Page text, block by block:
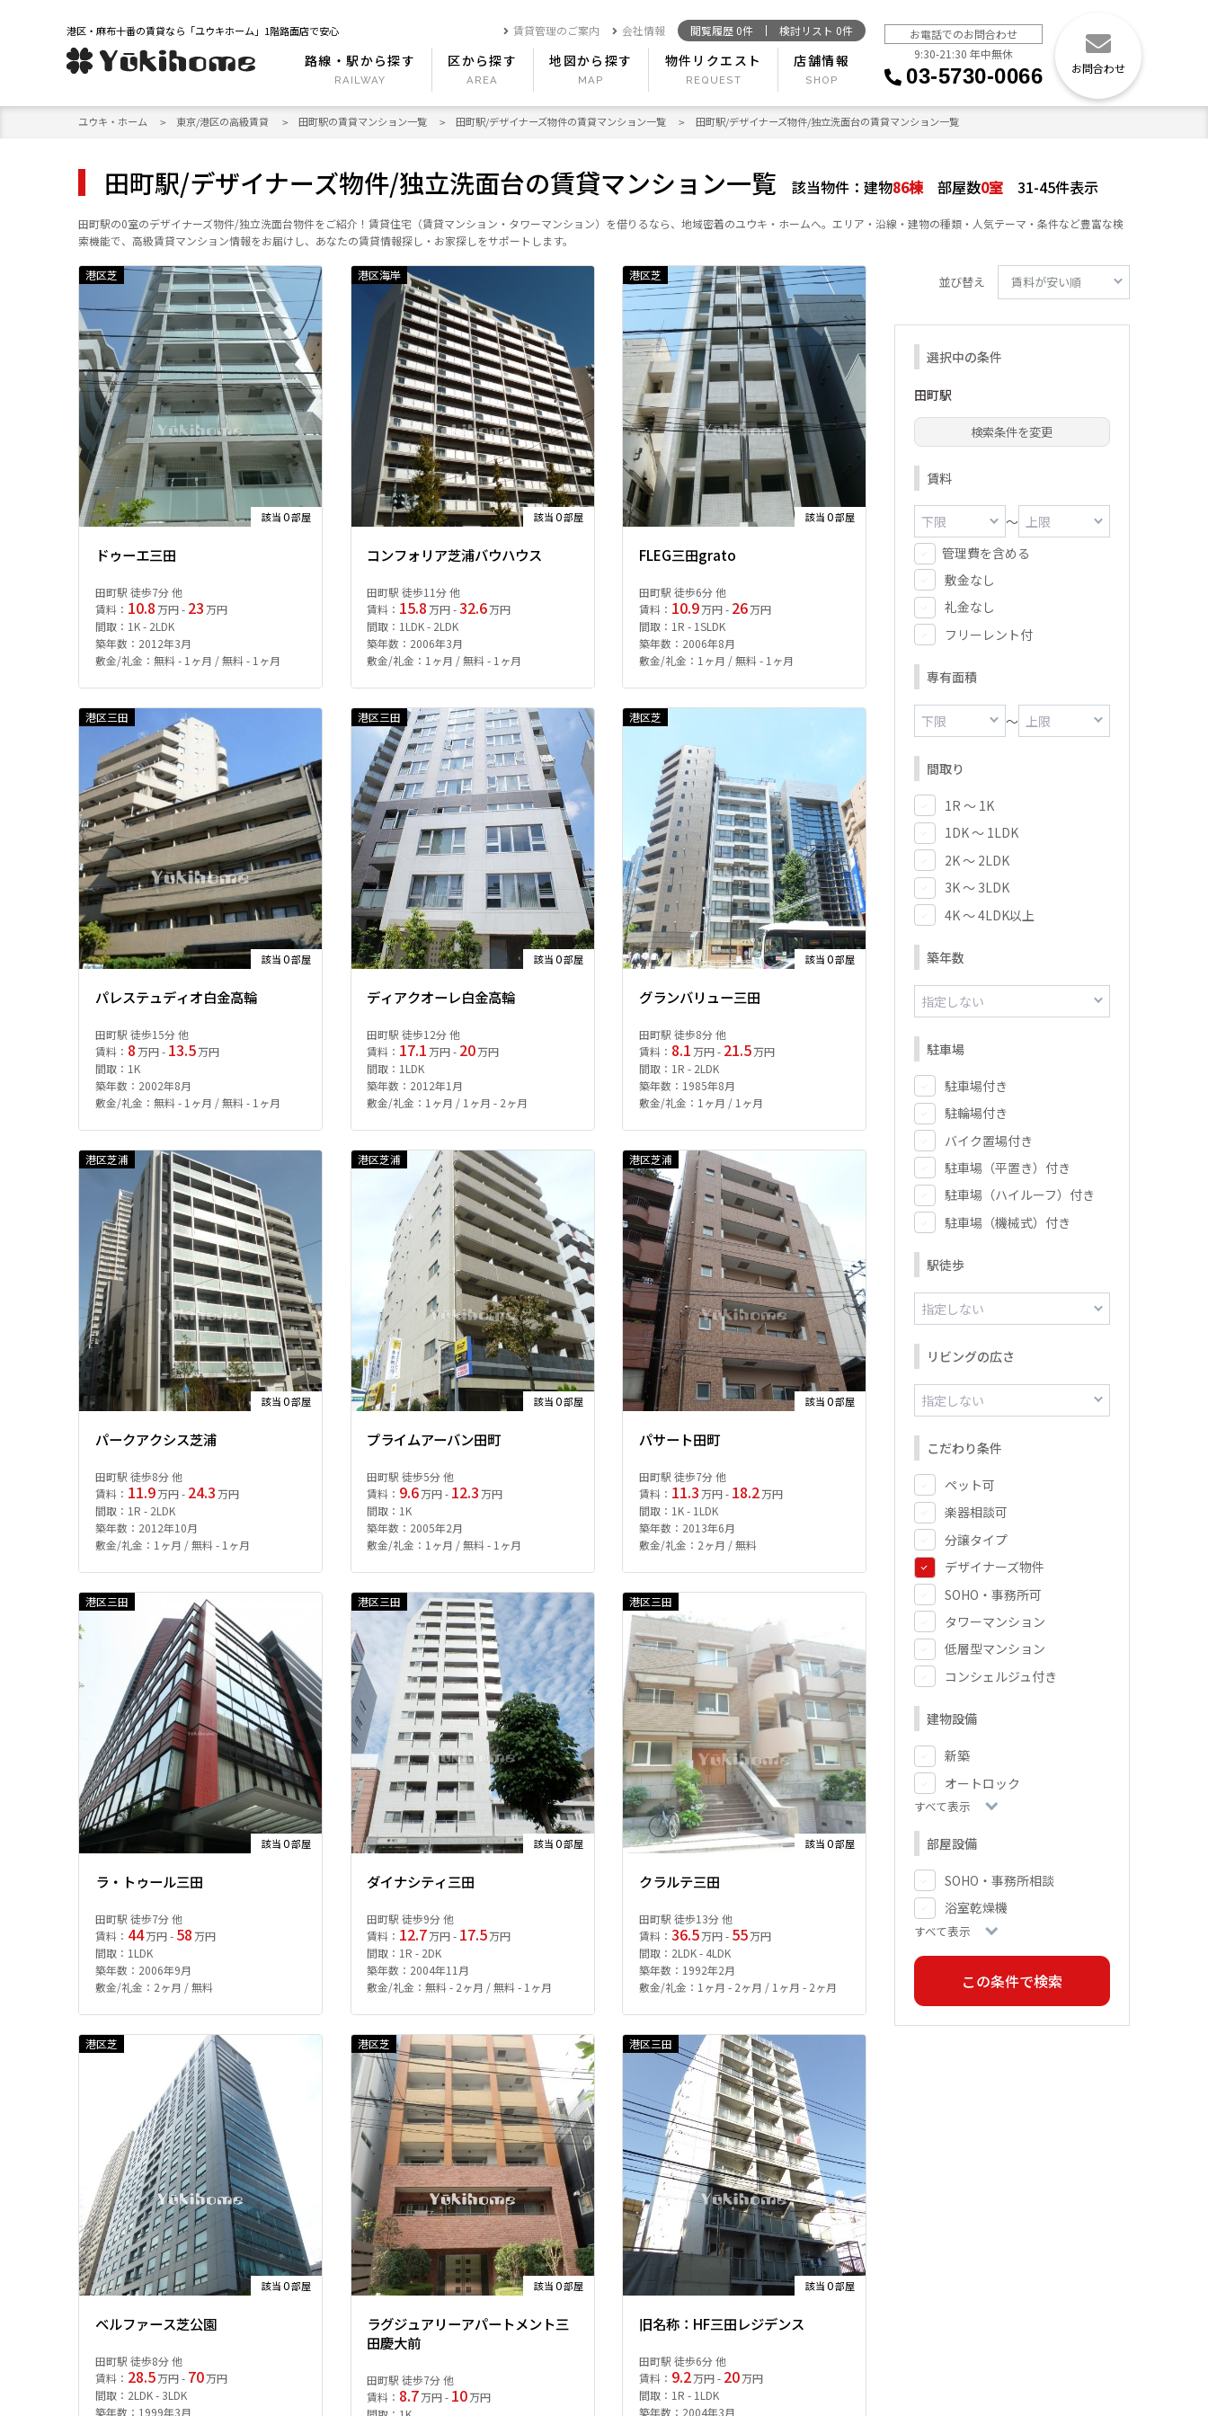
港区・麻布十番の賃貸なら「ユウキホーム」1階路面店で安心 賃貸管理のご案内 会社情報 閲覧履歴 0件 検討リスト 0件
路線・駅から探す 区から探す 地図から探す 物件リクエスト 店舗情報
お電話でのお問合わせ
9:30-21:30 年中無休
03-5730-0066 お問合わせ
ユウキ・ホーム 東京/港区の高級賃貸 田町駅の賃貸マンション一覧 田町駅/デザイナーズ物件の賃貸マンション一覧 田町駅/デザイナーズ物件/独立洗面台の賃貸マンション一覧
田町駅/デザイナーズ物件/独立洗面台の賃貸マンション一覧 該当物件： 建物86棟部屋数0室 31-45件表示
田町駅の0室のデザイナーズ物件/独立洗面台物件をご紹介！賃貸住宅（賃貸マンション・タワーマンション）を借りるなら、地域密着のユウキ・ホームへ。エリア・沿線・建物の種類・人気テーマ・条件など豊富な検
索機能で、高級賃貸マンション情報をお届けし、あなたの賃貸情報探し・お家探しをサポートします。
港区芝
該当0部屋
ドゥーエ三田
田町駅 徒歩7分 他
賃料： 10.8 万円 - 23 万円
間取：1K - 2LDK
築年数：2012年3月
敷金/礼金：無料 - 1ヶ月 / 無料 - 1ヶ月
港区海岸
該当0部屋
コンフォリア芝浦バウハウス
田町駅 徒歩11分 他
賃料： 15.8 万円 -32.6万円
間取：1LDK - 2LDK
築年数：2006年3月
敷金/礼金：1ヶ月 / 無料 - 1ヶ月
港区芝
該当 0部屋
FLEG三田grato
田町駅 徒歩6分 他
賃料： 10.9万円 - 26万円
間取：1R - 1SLDK
築年数：2006年8月
敷金/礼金：1ヶ月 / 無料 - 1ヶ月
港区三田
該当0部屋
パレステュディオ白金高輪
田町駅 徒歩15分 他
賃料： 8 万円 - 13.5 万円
間取：1K
築年数：2002年8月
敷金/礼金：無料 - 1ヶ月 / 無料 - 1ヶ月
港区三田
該当0部屋
ディアクオーレ白金高輪
田町駅 徒歩12分 他
賃料： 17.1 万円 - 20万円
間取：1LDK
築年数：2012年1月
敷金/礼金：1ヶ月 / 1ヶ月 - 2ヶ月
港区芝
該当 0部屋
グランバリュー三田
田町駅 徒歩8分 他
賃料： 8.1 万円 - 21.5万円
間取：1R - 2LDK
築年数：1985年8月
敷金/礼金：1ヶ月 / 1ヶ月
港区芝浦
該当0部屋
パークアクシス芝浦
田町駅 徒歩8分 他
賃料： 11.9 万円 - 24.3 万円
間取：1R - 2LDK
築年数：2012年10月
敷金/礼金：1ヶ月 / 無料 - 1ヶ月
港区芝浦
該当0部屋
プライムアーバン田町
田町駅 徒歩5分 他
賃料： 9.6万円 - 12.3 万円
間取：1K
築年数：2005年2月
敷金/礼金：1ヶ月 / 無料 - 1ヶ月
港区芝浦
該当 0部屋
パサート田町
田町駅 徒歩7分 他
賃料： 11.3 万円 - 18.2万円
間取：1K - 1LDK
築年数：2013年6月
敷金/礼金：2ヶ月 / 無料
港区三田
該当0部屋
ラ・トゥール三田
田町駅 徒歩7分 他
賃料： 44 万円 - 58 万円
間取：1LDK
築年数：2006年9月
敷金/礼金：2ヶ月 / 無料
港区三田
該当0部屋
ダイナシティ三田
田町駅 徒歩9分 他
賃料： 12.7万円 - 17.5万円
間取：1R - 2DK
築年数：2004年11月
敷金/礼金：無料 - 2ヶ月 / 無料 - 1ヶ月
港区三田
該当 0部屋
クラルテ三田
田町駅 徒歩13分 他
賃料： 36.5万円 - 55万円
間取：2LDK - 4LDK
築年数：1992年2月
敷金/礼金：1ヶ月 - 2ヶ月 / 1ヶ月 - 2ヶ月
港区芝
該当0部屋
ベルファース芝公園
田町駅 徒歩8分 他
賃料： 28.5 万円 - 70 万円
間取：2LDK - 3LDK
築年数：1999年3月
港区芝
該当0部屋
ラグジュアリーアパートメント三
田慶大前
田町駅 徒歩7分 他
賃料： 8.7万円 - 10万円
港区三田
該当 0部屋
旧名称：HF三田レジデンス
田町駅 徒歩6分 他
賃料： 9.2万円 - 20万円
間取：1R - 1LDK
築年数：2004年3月
並び替え
選択中の条件
田町駅
検索条件を変更
賃料
～
管理費を含める
敷金なし
礼金なし
フリーレント付
専有面積
～
間取り
1R ～ 1K
1DK ～ 1LDK
2K ～ 2LDK
3K ～ 3LDK
4K ～ 4LDK以上
築年数
駐車場
駐車場付き
駐輪場付き
バイク置場付き
駐車場（平置き）付き
駐車場（ハイルーフ）付き
駐車場（機械式）付き
駅徒歩
リビングの広さ
こだわり条件
ペット可
楽器相談可
分譲タイプ
デザイナーズ物件
SOHO・事務所可
タワーマンション
低層型マンション
コンシェルジュ付き
建物設備
新築
オートロック
すべて表示
部屋設備
SOHO・事務所相談
浴室乾燥機
すべて表示